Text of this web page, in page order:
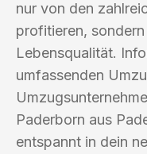
nur von den
profitieren,
Lebensqualität.
umfassenden
Paderborn aus
entspannt in dein